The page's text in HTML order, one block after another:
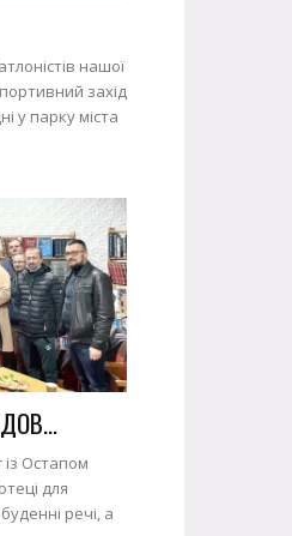
нашої
захід
у парку міста
із Остапом
для
речі, а